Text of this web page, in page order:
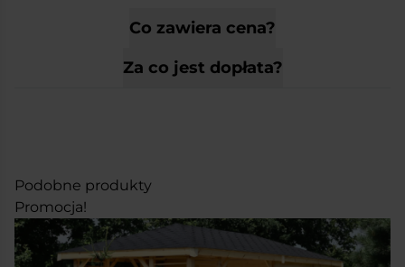
Co zawiera cena?
Za co jest dopłata?
Podobne produkty
Promocja!